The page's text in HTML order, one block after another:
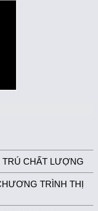
TRÚ CHẤT LƯỢNG
TRÌNH THỊ